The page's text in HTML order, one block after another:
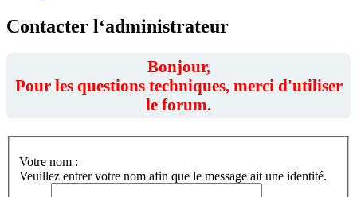
Contacter l‘administrateur
Bonjour,
Pour les questions techniques, merci d'utiliser
le forum.
Votre nom :
Veuillez entrer votre nom afin que le message ait une identité.